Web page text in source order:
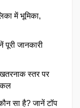
में भूमिका,
जानकारी
स्तर पर
सा है? जानें टॉप